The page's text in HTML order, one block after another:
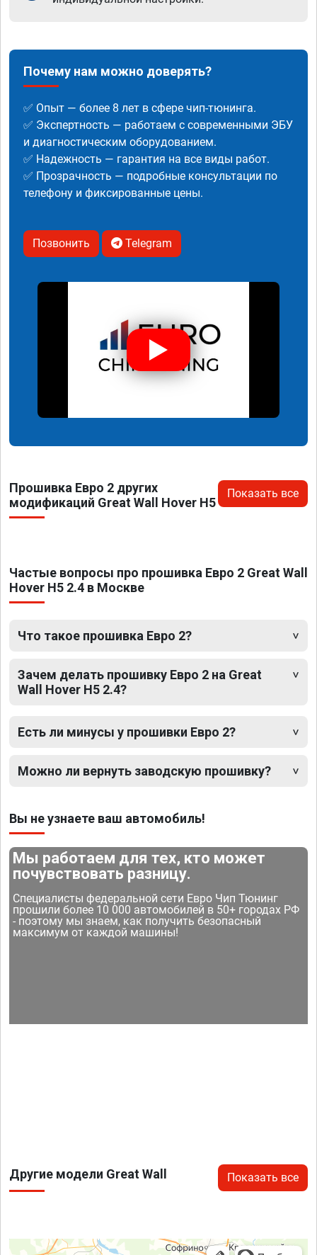
Почему нам можно доверять?
✅ Опыт — более 8 лет в сфере чип-тюнинга.
✅ Экспертность — работаем с современными ЭБУ
и диагностическим оборудованием.
✅ Надежность — гарантия на все виды работ.
✅ Прозрачность — подробные консультации по
телефону и фиксированные цены.
Позвонить Telegram
Прошивка Евро 2 других
модификаций Great Wall Hover H5
Показать все
Частые вопросы про прошивка Евро 2 Great Wall
Hover H5 2.4 в Москве
Что такое прошивка Евро 2?
Зачем делать прошивку Евро 2 на Great
Wall Hover H5 2.4?
Есть ли минусы у прошивки Евро 2?
Можно ли вернуть заводскую прошивку?
Вы не узнаете ваш автомобиль!
Мы работаем для тех, кто может
почувствовать разницу.
Специалисты федеральной сети Евро Чип Тюнинг
прошили более 10 000 автомобилей в 50+ городах РФ
- поэтому мы знаем, как получить безопасный
максимум от каждой машины!
Другие модели Great Wall Показать все